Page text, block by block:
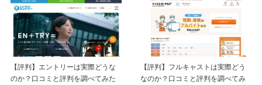
【評判】エントリーは実際どうな
のか？口コミと評判を調べてみた
【評判】フルキャストは実際どう
なのか？口コミと評判を調べてみ